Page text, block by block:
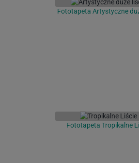
Fototapeta Artystyczne
Fototapeta Tropikalne